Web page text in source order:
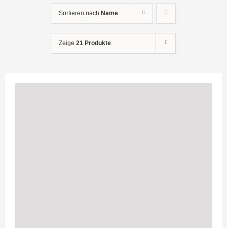
Kontakt
Anmelden
Sortieren nach Name
Zeige 21 Produkte